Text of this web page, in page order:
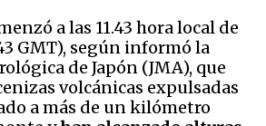
a las 11.43 hora local de
GMT), según informó la
de Japón (JMA), que
volcánicas expulsadas
a más de un kilómetro